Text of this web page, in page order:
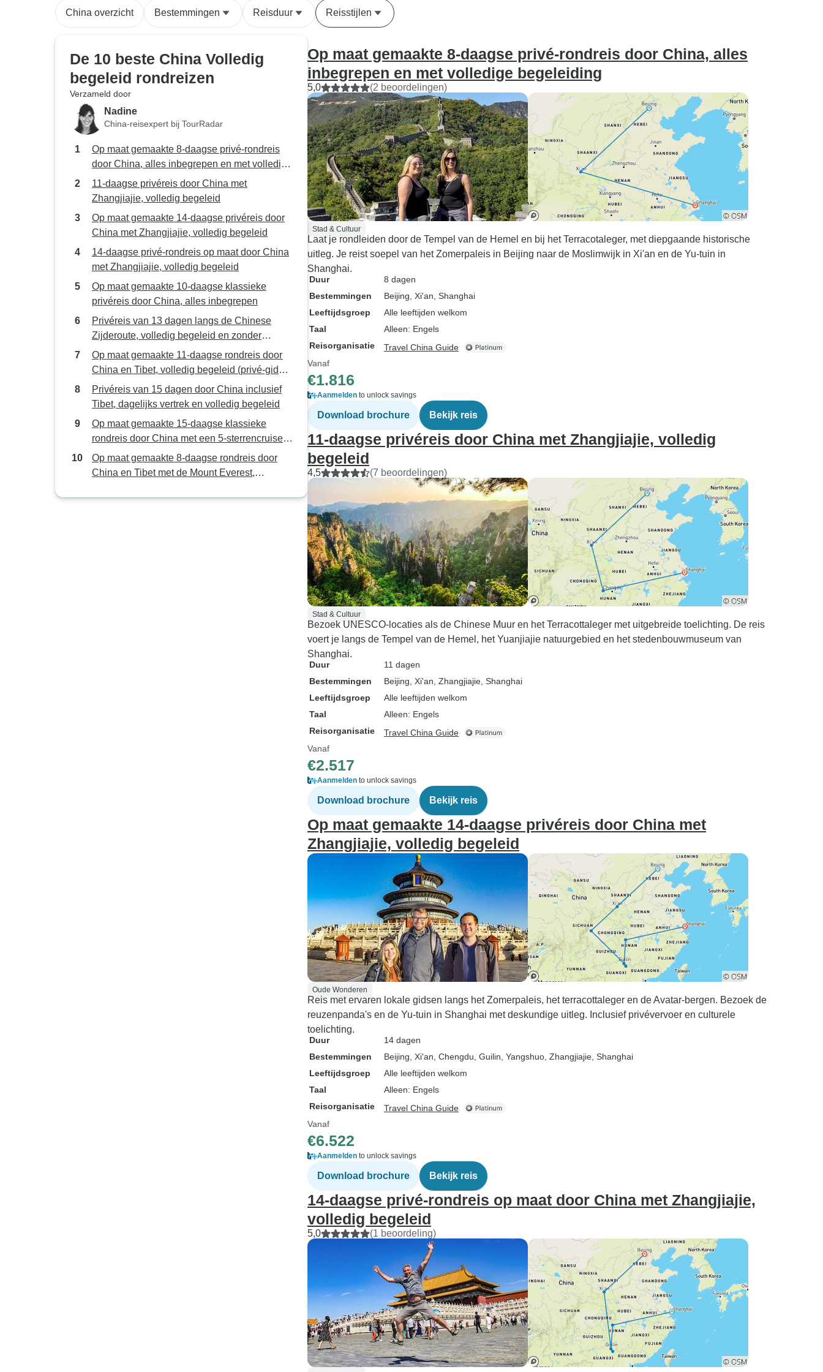
China overzicht Bestemmingen Reisduur Reisstijlen
De 10 beste China Volledig
begeleid rondreizen
Verzameld door
Nadine
China-reisexpert bij TourRadar
Op maat gemaakte 8-daagse privé-rondreis
door China, alles inbegrepen en met volledige
begeleiding
11-daagse privéreis door China met
Zhangjiajie, volledig begeleid
Op maat gemaakte 14-daagse privéreis door
China met Zhangjiajie, volledig begeleid
14-daagse privé-rondreis op maat door China
met Zhangjiajie, volledig begeleid
Op maat gemaakte 10-daagse klassieke
privéreis door China, alles inbegrepen
Privéreis van 13 dagen langs de Chinese
Zijderoute, volledig begeleid en zonder
winkelstops
Op maat gemaakte 11-daagse rondreis door
China en Tibet, volledig begeleid (privé-gids
en chauffeur)
Privéreis van 15 dagen door China inclusief
Tibet, dagelijks vertrek en volledig begeleid
Op maat gemaakte 15-daagse klassieke
rondreis door China met een 5-sterrencruise,
volledig begeleid (privé)
Op maat gemaakte 8-daagse rondreis door
China en Tibet met de Mount Everest,
Op maat gemaakte 8-daagse privé-rondreis door China, alles
inbegrepen en met volledige begeleiding
5,0 (2 beoordelingen)
Stad & Cultuur
Laat je rondleiden door de Tempel van de Hemel en bij het Terracotaleger, met diepgaande historische
uitleg. Je reist soepel van het Zomerpaleis in Beijing naar de Moslimwijk in Xi'an en de Yu-tuin in
Shanghai.
Duur
8 dagen
Bestemmingen
Beijing , Xi'an , Shanghai
Leeftijdsgroep
Alle leeftijden welkom
Taal
Alleen: Engels
Reisorganisatie
Travel China Guide
Vanaf
€1.816
Aanmelden to unlock savings
Download brochure Bekijk reis
11-daagse privéreis door China met Zhangjiajie, volledig
begeleid
4,5 (7 beoordelingen)
Stad & Cultuur
Bezoek UNESCO-locaties als de Chinese Muur en het Terracottaleger met uitgebreide toelichting. De reis
voert je langs de Tempel van de Hemel, het Yuanjiajie natuurgebied en het stedenbouwmuseum van
Shanghai.
Duur
11 dagen
Bestemmingen
Beijing , Xi'an , Zhangjiajie , Shanghai
Leeftijdsgroep
Alle leeftijden welkom
Taal
Alleen: Engels
Reisorganisatie
Travel China Guide
Vanaf
€2.517
Aanmelden to unlock savings
Download brochure Bekijk reis
Op maat gemaakte 14-daagse privéreis door China met
Zhangjiajie, volledig begeleid
Oude Wonderen
Reis met ervaren lokale gidsen langs het Zomerpaleis, het terracottaleger en de Avatar-bergen. Bezoek de
reuzenpanda's en de Yu-tuin in Shanghai met deskundige uitleg. Inclusief privévervoer en culturele
toelichting.
Duur
14 dagen
Bestemmingen
Beijing , Xi'an , Chengdu , Guilin , Yangshuo , Zhangjiajie , Shanghai
Leeftijdsgroep
Alle leeftijden welkom
Taal
Alleen: Engels
Reisorganisatie
Travel China Guide
Vanaf
€6.522
Aanmelden to unlock savings
Download brochure Bekijk reis
14-daagse privé-rondreis op maat door China met Zhangjiajie,
volledig begeleid
5,0 (1 beoordeling)